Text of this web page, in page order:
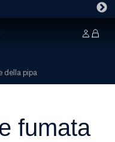
della pipa
fumata